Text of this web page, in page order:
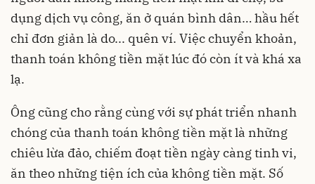
dụng dịch vụ công, ăn ở quán bình dân… hầu hết
chỉ đơn giản là do... quên ví. Việc chuyển khoản,
thanh toán không tiền mặt lúc đó còn ít và khá xa
lạ.
Ông cũng cho rằng cùng với sự phát triển nhanh
chóng của thanh toán không tiền mặt là những
chiêu lừa đảo, chiếm đoạt tiền ngày càng tinh vi,
ăn theo những tiện ích của không tiền mặt. Số